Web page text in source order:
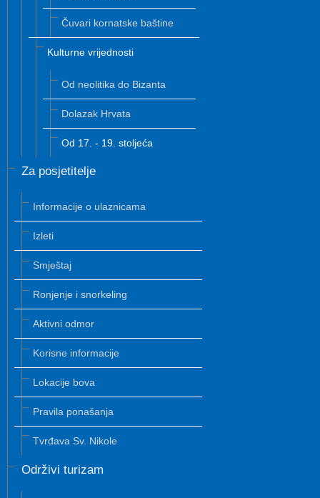
Čuvari kornatske baštine
Kulturne vrijednosti
Od neolitika do Bizanta
Dolazak Hrvata
Od 17. - 19. stoljeća
Za posjetitelje
Informacije o ulaznicama
Izleti
Smještaj
Ronjenje i snorkeling
Aktivni odmor
Korisne informacije
Lokacije bova
Pravila ponašanja
Tvrđava Sv. Nikole
Održivi turizam